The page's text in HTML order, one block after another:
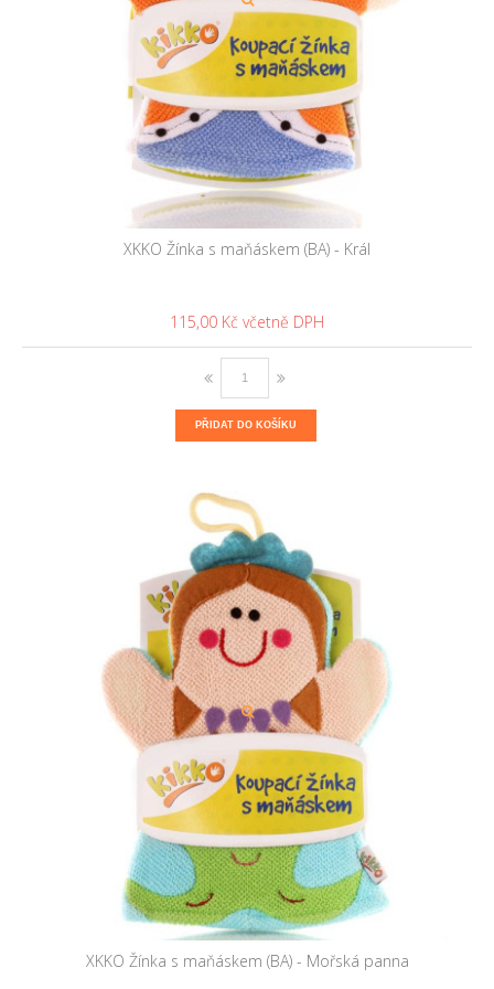
XKKO Žínka s maňáskem (BA) - Král
115,00 Kč
PŘIDAT DO KOŠÍKU
XKKO Žínka s maňáskem (BA) - Mořská panna